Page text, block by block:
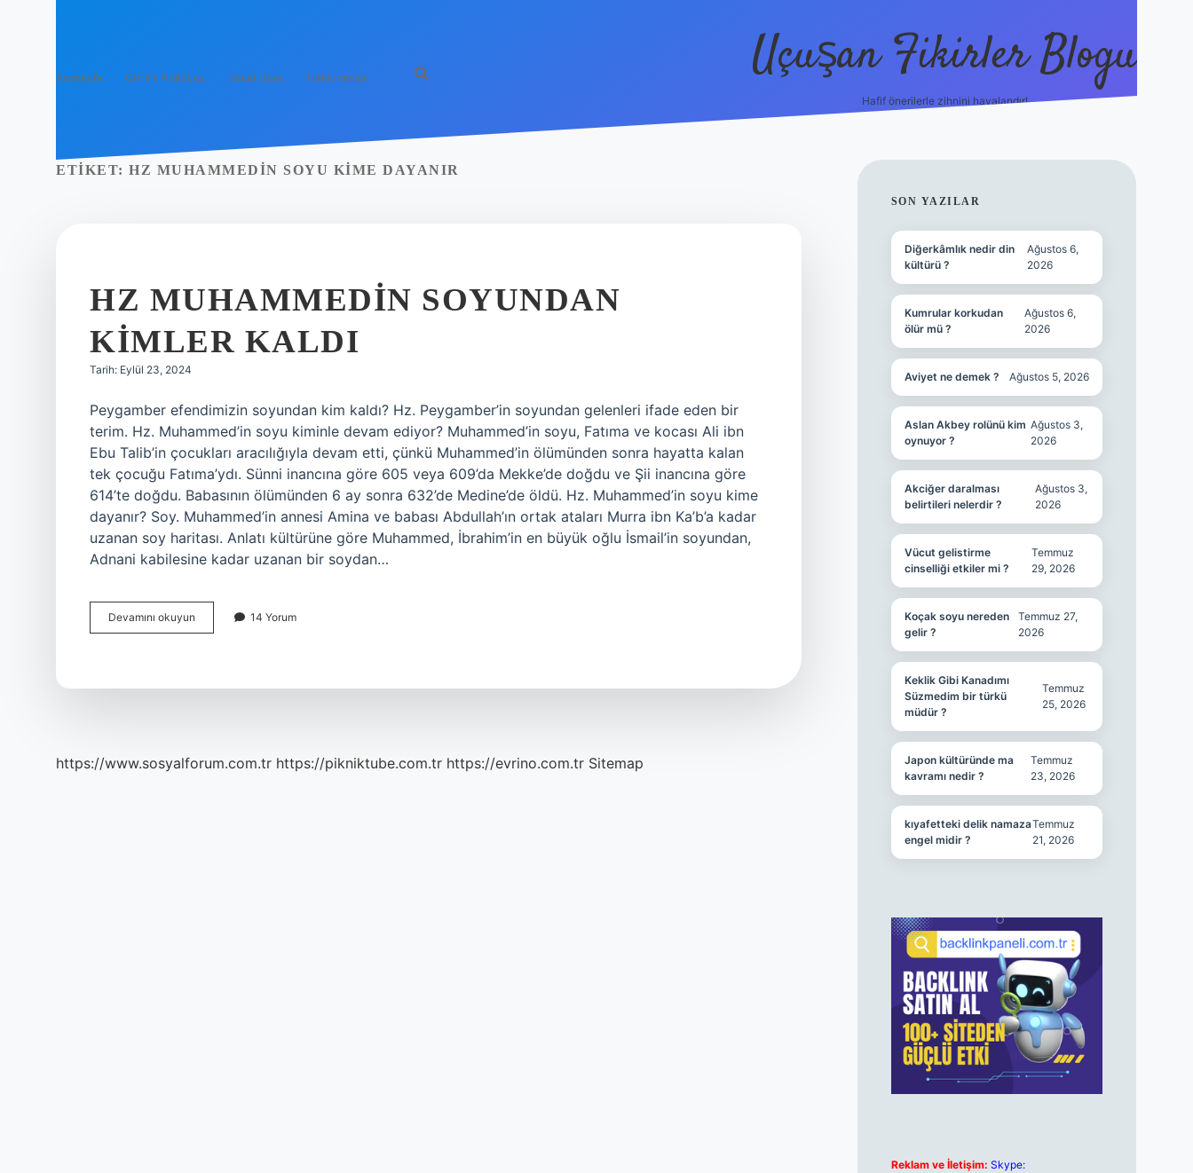
Anasayfa Gizlilik Politikası Yasal Uyarı Hakkımızda Uçuşan Fikirler Blogu
Hafif önerilerle zihnini havalandır!
ETIKET: HZ MUHAMMEDIN SOYU KIME DAYANIR
HZ MUHAMMEDIN SOYUNDAN
KIMLER KALDI
Tarih: Eylül 23, 2024
Peygamber efendimizin soyundan kim kaldı? Hz. Peygamber’in soyundan gelenleri ifade eden bir
terim. Hz. Muhammed’in soyu kiminle devam ediyor? Muhammed’in soyu, Fatıma ve kocası Ali ibn
Ebu Talib’in çocukları aracılığıyla devam etti, çünkü Muhammed’in ölümünden sonra hayatta kalan
tek çocuğu Fatıma’ydı. Sünni inancına göre 605 veya 609’da Mekke’de doğdu ve Şii inancına göre
614’te doğdu. Babasının ölümünden 6 ay sonra 632’de Medine’de öldü. Hz. Muhammed’in soyu kime
dayanır? Soy. Muhammed’in annesi Amina ve babası Abdullah’ın ortak ataları Murra ibn Ka’b’a kadar
uzanan soy haritası. Anlatı kültürüne göre Muhammed, İbrahim’in en büyük oğlu İsmail’in soyundan,
Adnani kabilesine kadar uzanan bir soydan…
Devamını okuyun
Muhammedin
14 Yorum
https://www.sosyalforum.com.tr https://pikniktube.com.tr https://evrino.com.tr Sitemap
SIDEBAR
SON YAZILAR
Diğerkâmlık nedir din
kültürü ?
Ağustos 6,
2026
Kumrular korkudan
ölür mü ?
Ağustos 6,
2026
Aviyet ne demek ? Ağustos 5, 2026
Aslan Akbey rolünü kim
oynuyor ?
Ağustos 3,
2026
Akciğer daralması
belirtileri nelerdir ?
Ağustos 3,
2026
Vücut gelistirme
cinselliği etkiler mi ?
Temmuz
29, 2026
Koçak soyu nereden
gelir ?
Temmuz 27,
2026
Keklik Gibi Kanadımı
Süzmedim bir türkü
müdür ?
Temmuz
25, 2026
Japon kültüründe ma
kavramı nedir ?
Temmuz
23, 2026
kıyafetteki delik namaza
engel midir ?
Temmuz
21, 2026
Reklam ve İletişim: Skype:
hiltonbet güncel giriş